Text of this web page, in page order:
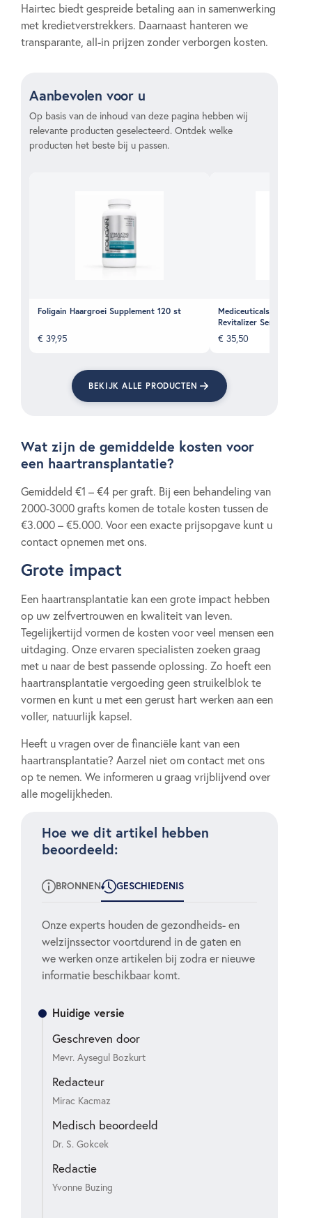
Hairtec biedt gespreide betaling aan in samenwerking
met kredietverstrekkers. Daarnaast hanteren we
transparante, all-in prijzen zonder verborgen kosten.
Aanbevolen voor u
Op basis van de inhoud van deze pagina hebben wij
relevante producten geselecteerd. Ontdek welke
producten het beste bij u passen.
Foligain Haargroei Supplement 120 st
€ 39,95
Mediceuticals Numinox
Revitalizer Serum
€ 35,50
BEKIJK ALLE PRODUCTEN
Wat zijn de gemiddelde kosten voor
een haartransplantatie?
Gemiddeld €1 – €4 per graft. Bij een behandeling van
2000-3000 grafts komen de totale kosten tussen de
€3.000 – €5.000. Voor een exacte prijsopgave kunt u
contact opnemen met ons.
Grote impact
Een haartransplantatie kan een grote impact hebben
op uw zelfvertrouwen en kwaliteit van leven.
Tegelijkertijd vormen de kosten voor veel mensen een
uitdaging. Onze ervaren specialisten zoeken graag
met u naar de best passende oplossing. Zo hoeft een
haartransplantatie vergoeding geen struikelblok te
vormen en kunt u met een gerust hart werken aan een
voller, natuurlijk kapsel.
Heeft u vragen over de financiële kant van een
haartransplantatie? Aarzel niet om contact met ons
op te nemen. We informeren u graag vrijblijvend over
alle mogelijkheden.
Hoe we dit artikel hebben
beoordeeld:
BRONNEN GESCHIEDENIS
Onze experts houden de gezondheids- en
welzijnssector voortdurend in de gaten en
we werken onze artikelen bij zodra er nieuwe
informatie beschikbaar komt.
Huidige versie
Geschreven door
Mevr. Aysegul Bozkurt
Redacteur
Mirac Kacmaz
Medisch beoordeeld
Dr. S. Gokcek
Redactie
Yvonne Buzing